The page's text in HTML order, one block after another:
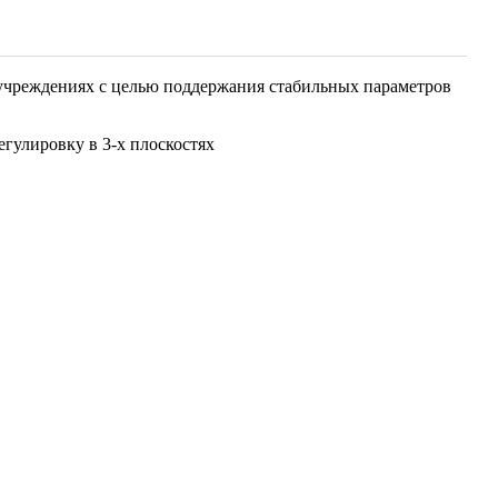
с целью поддержания стабильных параметров
в 3-х плоскостях